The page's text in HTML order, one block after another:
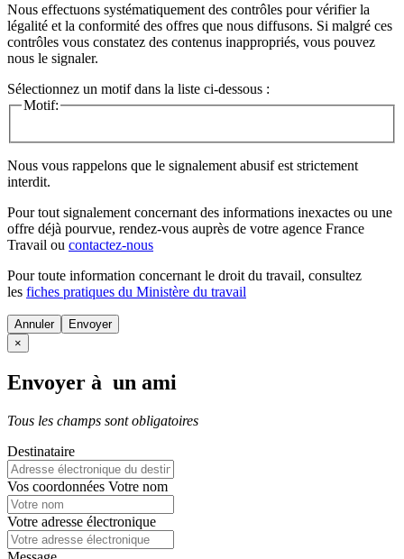
Nous effectuons systématiquement des contrôles pour vérifier la
légalité et la conformité des offres que nous diffusons. Si malgré ces
contrôles vous constatez des contenus inappropriés, vous pouvez
nous le signaler.
Sélectionnez un motif dans la liste ci-dessous :
Motif:
Nous vous rappelons que le signalement abusif est strictement
interdit.
Pour tout signalement concernant des informations inexactes ou une
offre déjà pourvue, rendez-vous auprès de votre agence France
Travail ou contactez-nous
Pour toute information concernant le droit du travail, consultez
les fiches pratiques du Ministère du travail
Annuler
×
Envoyer à un ami
Tous les champs sont obligatoires
Destinataire
Vos coordonnées Votre nom
Votre adresse électronique